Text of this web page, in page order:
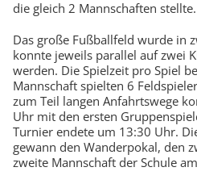
die gleich 2 Mannschaften stellte.
Das große Fußballfeld wurde in
konnte jeweils parallel auf zwei
werden. Die Spielzeit pro Spiel
Mannschaft spielten 6
zum Teil langen Anfahrtswege
Uhr mit den ersten
Turnier endete um 13:30 Uhr.
gewann den Wanderpokal, den
zweite Mannschaft der Schule